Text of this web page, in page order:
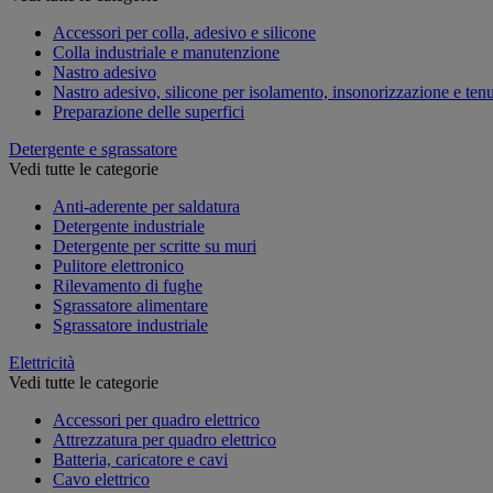
Accessori per colla, adesivo e silicone
Colla industriale e manutenzione
Nastro adesivo
Nastro adesivo, silicone per isolamento, insonorizzazione e
Preparazione delle superfici
Detergente e sgrassatore
Vedi tutte le categorie
Anti-aderente per saldatura
Detergente industriale
Detergente per scritte su muri
Pulitore elettronico
Rilevamento di fughe
Sgrassatore alimentare
Sgrassatore industriale
Elettricità
Vedi tutte le categorie
Accessori per quadro elettrico
Attrezzatura per quadro elettrico
Batteria, caricatore e cavi
Cavo elettrico